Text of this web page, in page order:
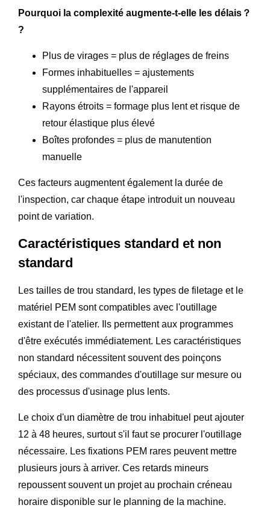
Pourquoi la complexité augmente-t-elle les délais？
?
Plus de virages = plus de réglages de freins
Formes inhabituelles = ajustements
supplémentaires de l'appareil
Rayons étroits = formage plus lent et risque de
retour élastique plus élevé
Boîtes profondes = plus de manutention
manuelle
Ces facteurs augmentent également la durée de
l'inspection, car chaque étape introduit un nouveau
point de variation.
Caractéristiques standard et non
standard
Les tailles de trou standard, les types de filetage et le
matériel PEM sont compatibles avec l'outillage
existant de l'atelier. Ils permettent aux programmes
d'être exécutés immédiatement. Les caractéristiques
non standard nécessitent souvent des poinçons
spéciaux, des commandes d'outillage sur mesure ou
des processus d'usinage plus lents.
Le choix d'un diamètre de trou inhabituel peut ajouter
12 à 48 heures, surtout s'il faut se procurer l'outillage
nécessaire. Les fixations PEM rares peuvent mettre
plusieurs jours à arriver. Ces retards mineurs
repoussent souvent un projet au prochain créneau
horaire disponible sur le planning de la machine.